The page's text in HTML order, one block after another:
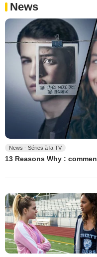
News
News - Séries à la TV
13 Reasons Why :